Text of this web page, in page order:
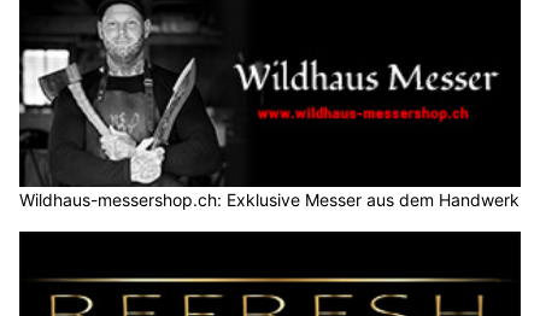
Wildhaus-messershop.ch: Exklusive Messer aus dem Handwerk